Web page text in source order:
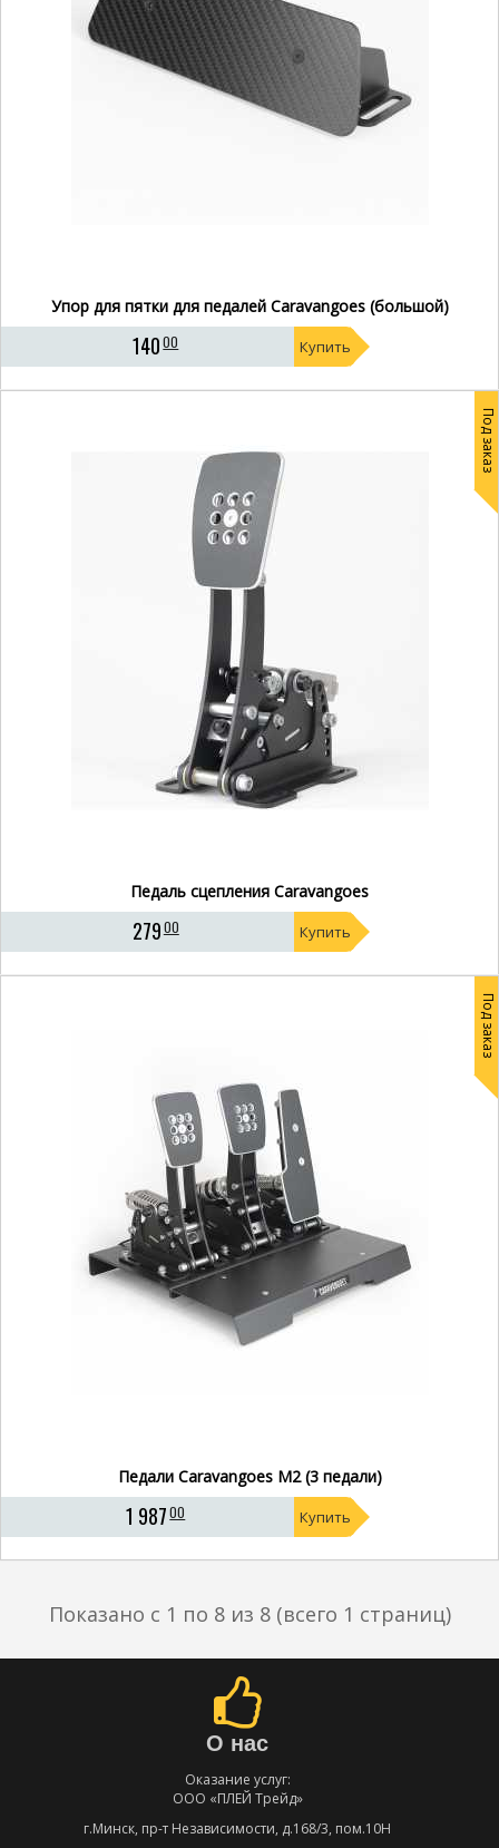
Упор для пятки для педалей Caravangoes (большой)
14000 Купить
Под заказ
Педаль сцепления Caravangoes
27900 Купить
Под заказ
Педали Caravangoes M2 (3 педали)
1 98700 Купить
Показано с 1 по 8 из 8 (всего 1 страниц)
О нас
Оказание услуг:
ООО «ПЛЕЙ Трейд»
г.Минск, пр-т Независимости, д.168/3, пом.10Н